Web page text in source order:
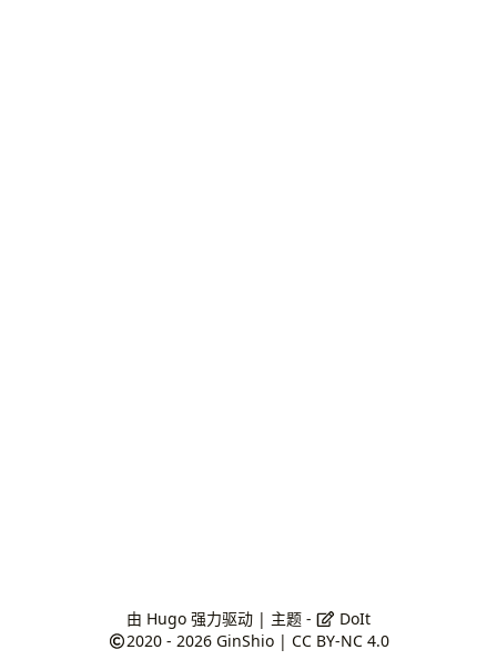
由 Hugo强力驱动 | 主题 -
DoIt
2020 - 2026 GinShio |CC BY-NC 4.0